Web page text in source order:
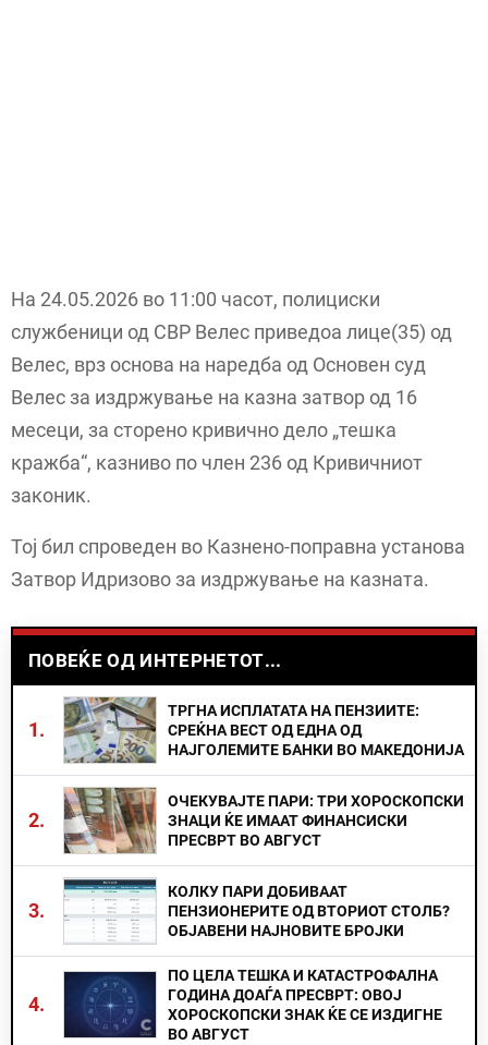
На 24.05.2026 во 11:00 часот, полициски
службеници од СВР Велес приведоа лице(35) од
Велес, врз основа на наредба од Основен суд
Велес за издржување на казна затвор од 16
месеци, за сторено кривично дело „тешка
кражба“, казниво по член 236 од Кривичниот
законик.
Тој бил спроведен во Казнено-поправна установа
Затвор Идризово за издржување на казната.
ПОВЕЌЕ ОД ИНТЕРНЕТОТ...
1.
ТРГНА ИСПЛАТАТА НА ПЕНЗИИТЕ:
СРЕЌНА ВЕСТ ОД ЕДНА ОД
НАЈГОЛЕМИТЕ БАНКИ ВО МАКЕДОНИЈА
2.
ОЧЕКУВАЈТЕ ПАРИ: ТРИ ХОРОСКОПСКИ
ЗНАЦИ ЌЕ ИМААТ ФИНАНСИСКИ
ПРЕСВРТ ВО АВГУСТ
3.
КОЛКУ ПАРИ ДОБИВААТ
ПЕНЗИОНЕРИТЕ ОД ВТОРИОТ СТОЛБ?
ОБЈАВЕНИ НАЈНОВИТЕ БРОЈКИ
4.
ПО ЦЕЛА ТЕШКА И КАТАСТРОФАЛНА
ГОДИНА ДОАЃА ПРЕСВРТ: ОВОЈ
ХОРОСКОПСКИ ЗНАК ЌЕ СЕ ИЗДИГНЕ
ВО АВГУСТ